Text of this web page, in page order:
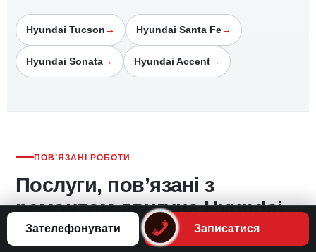
Hyundai Tucson Hyundai Santa Fe
Hyundai Sonata Hyundai Accent
ПОВ’ЯЗАНІ РОБОТИ
Послуги, пов’язані з
ремонтом двигуна Hyundai
Elantra
Зателефонувати Записатися